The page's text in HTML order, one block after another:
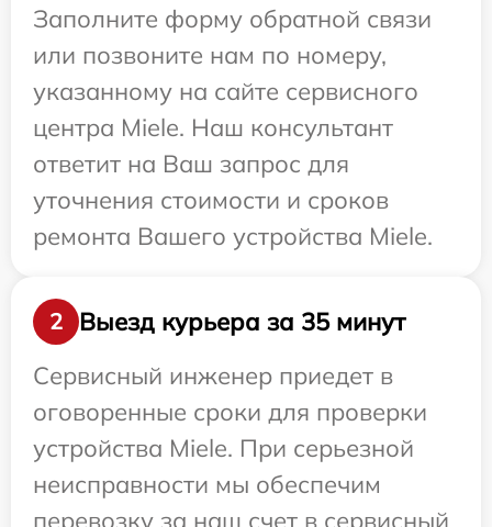
Заполните форму обратной связи
или позвоните нам по номеру,
указанному на сайте сервисного
центра Miele. Наш консультант
ответит на Ваш запрос для
уточнения стоимости и сроков
ремонта Вашего устройства Miele.
2
Выезд курьера за 35 минут
Сервисный инженер приедет в
оговоренные сроки для проверки
устройства Miele. При серьезной
неисправности мы обеспечим
перевозку за наш счет в сервисный